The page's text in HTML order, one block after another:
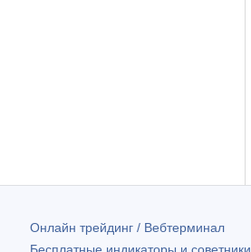
Онлайн трейдинг / Вебтерминал